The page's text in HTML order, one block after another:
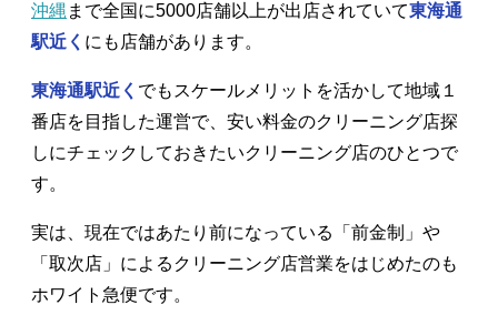
沖縄 まで全国に5000店舗以上が出店されていて東海通
駅近く にも店舗があります。
東海通駅近く でもスケールメリットを活かして地域１
番店を目指した運営で、安い料金のクリーニング店探
しにチェックしておきたいクリーニング店のひとつで
す。
実は、現在ではあたり前になっている「前金制」や
「取次店」によるクリーニング店営業をはじめたのも
ホワイト急便です。